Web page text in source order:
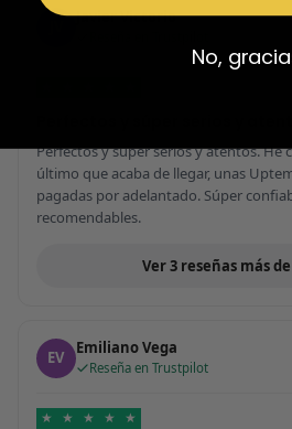
Javier Victorio
Perfectos y súper serios y atentos. He
último que acaba de llegar, unas
pagadas por adelantado. Súper
recomendables.
Ver 3 reseñas más
EV Emiliano Vega
Reseña en Trustpilot
★ ★ ★ ★ ★
No,